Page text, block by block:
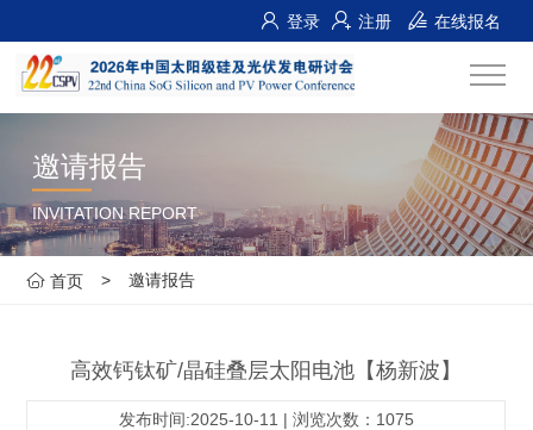
登录 注册 在线报名
邀请报告
INVITATION REPORT
首页 > 邀请报告
高效钙钛矿/晶硅叠层太阳电池【杨新波】
发布时间:2025-10-11 | 浏览次数：1075